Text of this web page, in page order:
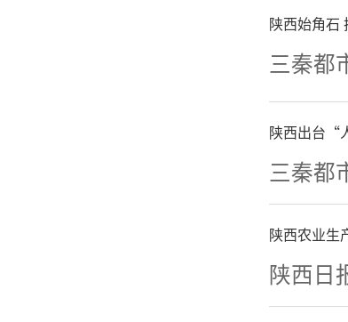
展体
农业
+实
就业
公共
务平
陕西始角石
三秦都
陕西出台“
三秦都
陕西农业生
陕西日